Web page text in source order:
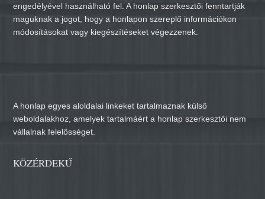
engedélyével használható fel. A honlap szerkesztői fenntartják
maguknak a jogot, hogy a honlapon szereplő információkon
módosításokat vagy kiegészítéseket végezzenek.
A honlap egyes aloldalai linkeket tartalmaznak külső
weboldalakhoz, amelyek tartalmáért a honlap szerkesztői nem
vállalnak felelősséget.
KÖZÉRDEKŰ